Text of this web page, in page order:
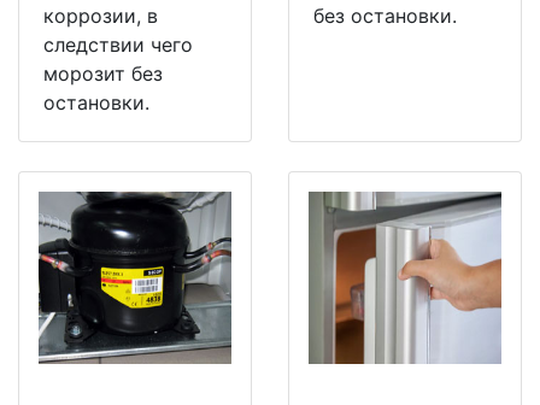
коррозии, в
следствии чего
морозит без
остановки.
без остановки.